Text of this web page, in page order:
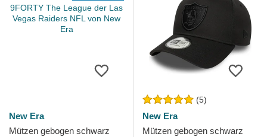
New Era
Mützen gebogen schwarz
(5)
New Era
Mützen gebogen schwarz